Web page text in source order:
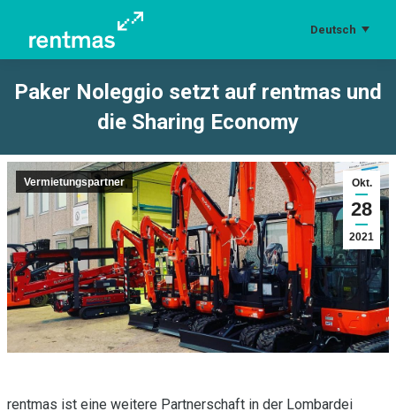
Deutsch
Paker Noleggio setzt auf rentmas und
die Sharing Economy
Okt.
28
2021
Vermietungspartner
rentmas ist eine weitere Partnerschaft in der Lombardei